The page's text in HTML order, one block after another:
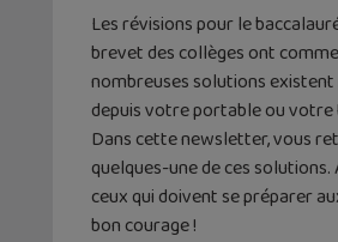
Les révisions pour le
brevet des collèges ont
nombreuses solutions
depuis votre portable ou
Dans cette newsletter, vous
quelques-une de ces solutions.
ceux qui doivent se préparer
bon courage !